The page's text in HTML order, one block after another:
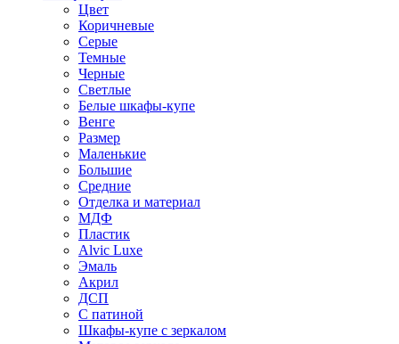
Цвет
Коричневые
Серые
Темные
Черные
Светлые
Белые шкафы-купе
Венге
Размер
Маленькие
Большие
Средние
Отделка и материал
МДФ
Пластик
Alvic Luxe
Эмаль
Акрил
ДСП
С патиной
Шкафы-купе с зеркалом